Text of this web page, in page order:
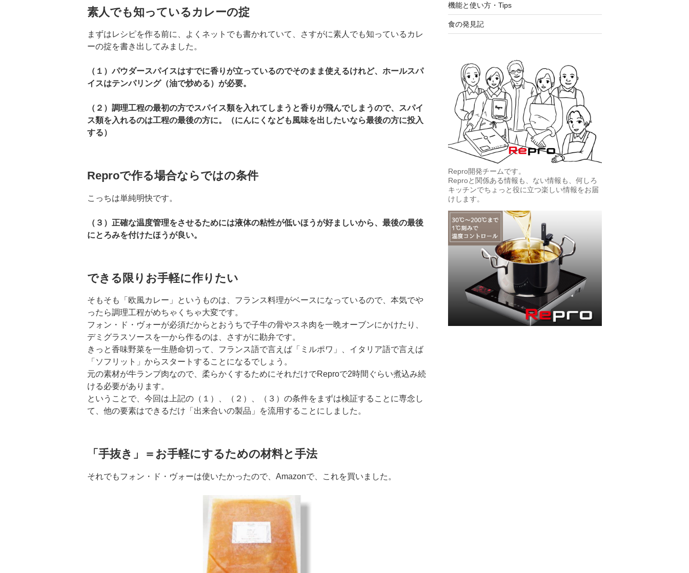
素人でも知っているカレーの掟
まずはレシピを作る前に、よくネットでも書かれていて、さすがに素人でも知っているカレ
ーの掟を書き出してみました。
（１）パウダースパイスはすでに香りが立っているのでそのまま使えるけれど、ホールスパ
イスはテンパリング（油で炒める）が必要。
（２）調理工程の最初の方でスパイス類を入れてしまうと香りが飛んでしまうので、スパイ
ス類を入れるのは工程の最後の方に。（にんにくなども風味を出したいなら最後の方に投入
する）
Reproで作る場合ならではの条件
こっちは単純明快です。
（３）正確な温度管理をさせるためには液体の粘性が低いほうが好ましいから、最後の最後
にとろみを付けたほうが良い。
できる限りお手軽に作りたい
そもそも「欧風カレー」というものは、フランス料理がベースになっているので、本気でや
ったら調理工程がめちゃくちゃ大変です。
フォン・ド・ヴォーが必須だからとおうちで子牛の骨やスネ肉を一晩オーブンにかけたり、
デミグラスソースを一から作るのは、さすがに勘弁です。
きっと香味野菜を一生懸命切って、フランス語で言えば「ミルポワ」、イタリア語で言えば
「ソフリット」からスタートすることになるでしょう。
元の素材が牛ランプ肉なので、柔らかくするためにそれだけでReproで2時間ぐらい煮込み続
ける必要があります。
ということで、今回は上記の（１）、（２）、（３）の条件をまずは検証することに専念し
て、他の要素はできるだけ「出来合いの製品」を流用することにしました。
「手抜き」＝お手軽にするための材料と手法
それでもフォン・ド・ヴォーは使いたかったので、Amazonで、これを買いました。
機能と使い方・Tips
食の発見記
Repro開発チームです。
Reproと関係ある情報も、ない情報も、何しろ
キッチンでちょっと役に立つ楽しい情報をお届
けします。